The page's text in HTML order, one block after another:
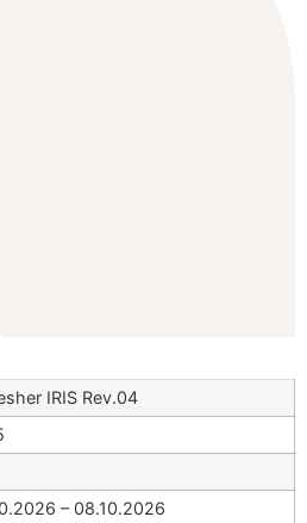
IRIS Rev.04
– 08.10.2026